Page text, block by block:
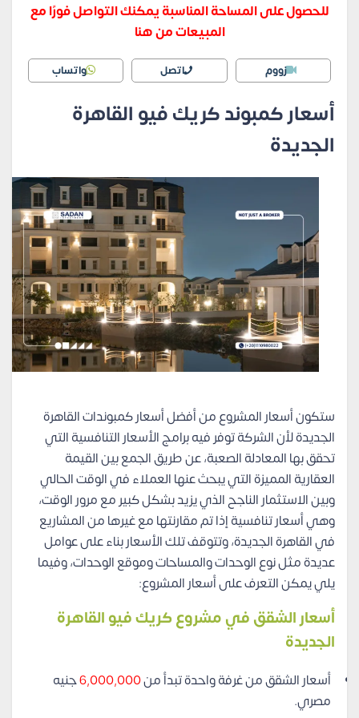
للحصول على المساحة المناسبة يمكنك التواصل فورًا مع
المبيعات من هنا
زووم اتصل واتساب
أسعار كمبوند كريك فيو القاهرة
الجديدة
ستكون أسعار المشروع من أفضل أسعار كمبوندات القاهرة
الجديدة لأن الشركة توفر فيه برامج الأسعار التنافسية التي
تحقق بها المعادلة الصعبة، عن طريق الجمع بين القيمة
العقارية المميزة التي يبحث عنها العملاء في الوقت الحالي
وبين الاستثمار الناجح الذي يزيد بشكل كبير مع مرور الوقت،
وهي أسعار تنافسية إذا تم مقارنتها مع غيرها من المشاريع
في القاهرة الجديدة، وتتوقف تلك الأسعار بناء على عوامل
عديدة مثل نوع الوحدات والمساحات وموقع الوحدات، وفيما
يلي يمكن التعرف على أسعار المشروع:
أسعار الشقق في مشروع كريك فيو القاهرة
الجديدة
أسعار الشقق من غرفة واحدة تبدأ من6,000,000جنيه
مصري.